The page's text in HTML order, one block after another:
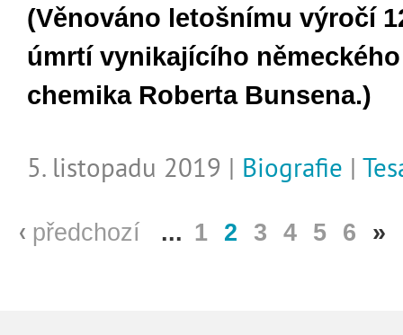
(Věnováno letošnímu výročí
úmrtí vynikajícího německé
chemika Roberta Bunsena.)
5. listopadu 2019 | Biografie |
předchozí ... 1 2 3 4 5 6 »